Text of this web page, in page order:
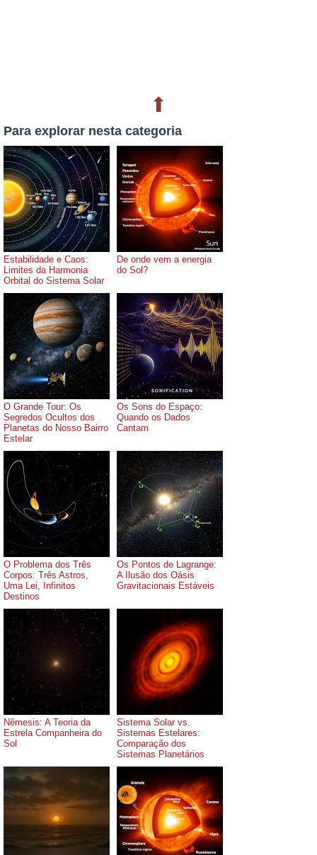
⬆
Para explorar nesta categoria
Estabilidade e Caos:
Limites da Harmonia
Orbital do Sistema Solar
De onde vem a energia
do Sol?
O Grande Tour: Os
Segredos Ocultos dos
Planetas do Nosso Bairro
Estelar
Os Sons do Espaço:
Quando os Dados
Cantam
O Problema dos Três
Corpos: Três Astros,
Uma Lei, Infinitos
Destinos
Os Pontos de Lagrange:
A Ilusão dos Oásis
Gravitacionais Estáveis
Nêmesis: A Teoria da
Estrela Companheira do
Sol
Sistema Solar vs.
Sistemas Estelares:
Comparação dos
Sistemas Planetários